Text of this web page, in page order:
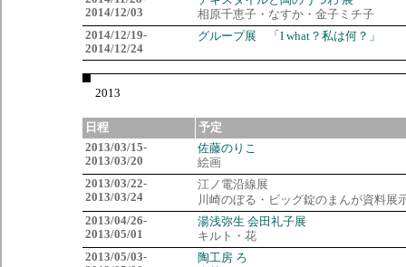
2014/12/03
相原千恵子・なすか・金子ミチ子
2014/12/19-
2014/12/24
グループ展 「I what？私は何？」
2013
日程
予定
2013/03/15-
2013/03/20
佐藤のりこ
絵画
2013/03/22-
2013/03/24
江ノ電沿線展
川崎のぼる・ビッグ錠のまんが資料
2013/04/26-
2013/05/01
湯浅弥生 会田礼子展
キルト・花
2013/05/03-
陶工房 ろ